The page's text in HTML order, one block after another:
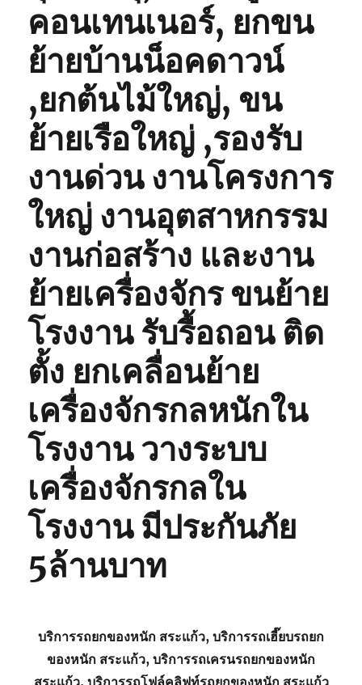
คอนเทนเนอร์, ยกขน
ย้ายบ้านน็อคดาวน์
,ยกต้นไม้ใหญ่, ขน
ย้ายเรือใหญ่ ,รองรับ
งานด่วน งานโครงการ
ใหญ่ งานอุตสาหกรรม
งานก่อสร้าง และงาน
ย้ายเครื่องจักร ขนย้าย
โรงงาน รับรื้อถอน ติด
ตั้ง ยกเคลื่อนย้าย
เครื่องจักรกลหนักใน
โรงงาน วางระบบ
เครื่องจักรกลใน
โรงงาน มีประกันภัย
5ล้านบาท
บริการรถยกของหนัก สระแก้ว, บริการรถเฮี๊ยบรถยก
ของหนัก สระแก้ว, บริการรถเครนรถยกของหนัก